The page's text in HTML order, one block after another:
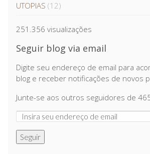
UTOPIAS (12)
251.356 visualizações
Seguir blog via email
Digite seu endereço de email para
blog e receber notificações de novos
Junte-se aos outros seguidores de
Seguir